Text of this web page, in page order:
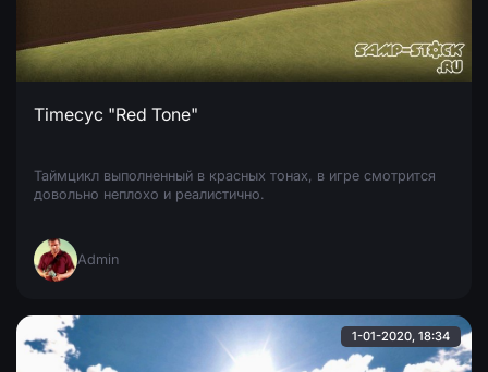
Timecyc "Red Tone"
Таймцикл выполненный в красных тонах, в игре смотрится
довольно неплохо и реалистично.
Admin
1-01-2020, 18:34